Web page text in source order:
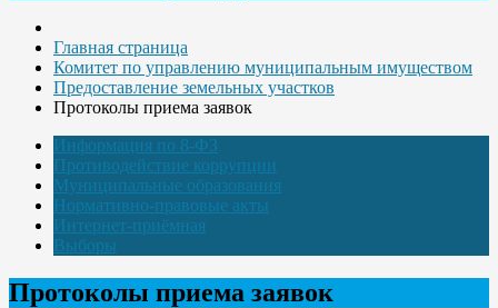
Главная страница
Комитет по управлению муниципальным имуществом
Предоставление земельных участков
Протоколы приема заявок
Информация по 8-ФЗ
Противодействие коррупции
Муниципальные образования
Нормативно-правовые акты
Интернет-приёмная
Выборы
Протоколы приема заявок